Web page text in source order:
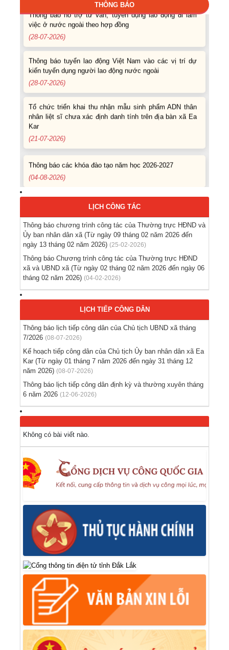
THÔNG BÁO
Thông báo hỗ trợ tư vấn, tuyển dụng lao động đi làm
việc ở nước ngoài theo hợp đồng
(28-07-2026)
kiến tuyển dụng người lao động nước ngoài
(28-07-2026)
nhân liệt sĩ chưa xác định danh tính trên địa bàn xã Ea
Kar
(04-08-2026)
(03-08-2026)
Thông báo hỗ trợ tư vấn, tuyển dụng lao động đi làm
việc ở nước ngoài theo hợp đồng
(28-07-2026)
Tổ chức triển khai thu nhận mẫu sinh phẩm ADN thân
nhân liệt sĩ chưa xác định danh tính trên địa bàn xã Ea
Kar
(21-07-2026)
LỊCH CÔNG TÁC
Thông báo chương trình công tác của Thường trực HĐND và
Ủy ban nhân dân xã (Từ ngày 09 tháng 02 năm 2026 đến
ngày 13 tháng 02 năm 2026) (25-02-2026)
Thông báo Chương trình công tác của Thường trực HĐND
xã và UBND xã (Từ ngày 02 tháng 02 năm 2026 đến ngày 06
tháng 02 năm 2026) (04-02-2026)
LỊCH TIẾP CÔNG DÂN
Thông báo lịch tiếp công dân của Chủ tịch UBND xã tháng
7/2026 (08-07-2026)
Kế hoạch tiếp công dân của Chủ tịch Ủy ban nhân dân xã Ea
Kar (Từ ngày 01 tháng 7 năm 2026 đến ngày 31 tháng 12
năm 2026) (08-07-2026)
Thông báo lịch tiếp công dân định kỳ và thường xuyên tháng
6 năm 2026 (12-06-2026)
Không có bài viết nào.